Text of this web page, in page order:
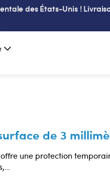
des États-Unis !
de 3
une protection